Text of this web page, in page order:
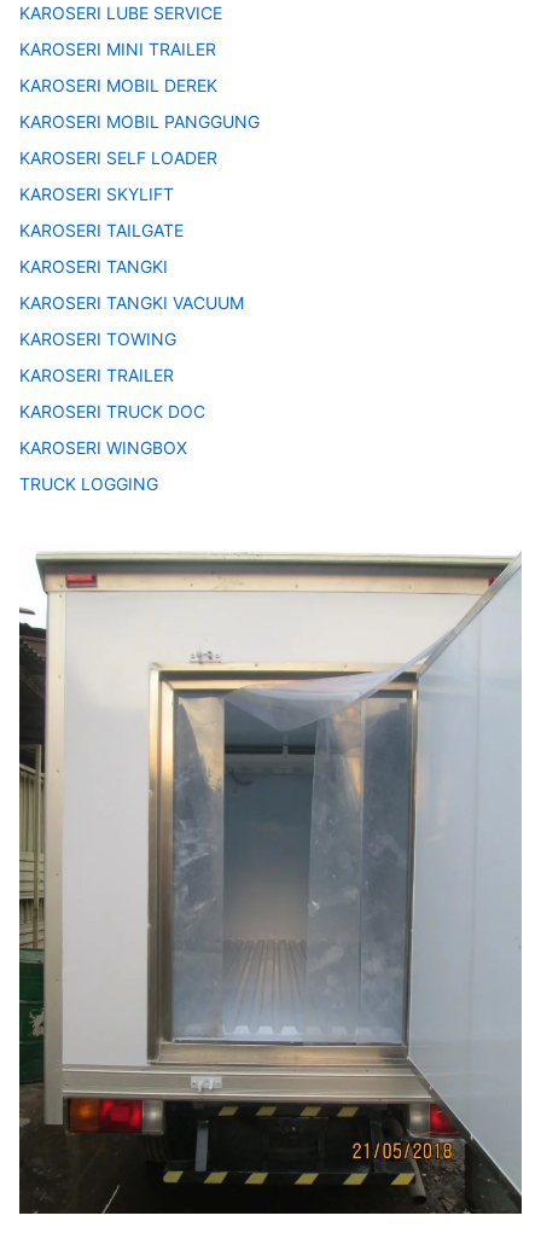
KAROSERI LUBE SERVICE
KAROSERI MINI TRAILER
KAROSERI MOBIL DEREK
KAROSERI MOBIL PANGGUNG
KAROSERI SELF LOADER
KAROSERI SKYLIFT
KAROSERI TAILGATE
KAROSERI TANGKI
KAROSERI TANGKI VACUUM
KAROSERI TOWING
KAROSERI TRAILER
KAROSERI TRUCK DOC
KAROSERI WINGBOX
TRUCK LOGGING